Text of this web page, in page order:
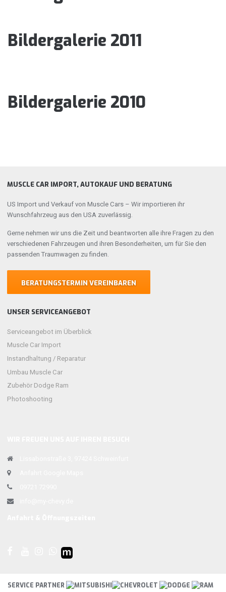
Bildergalerie 2011
Bildergalerie 2010
MUSCLE CAR IMPORT, AUTOKAUF UND BERATUNG
US Import und Verkauf von Muscle Cars – Wir importieren ihr
Wunschfahrzeug aus den USA zuverlässig.
Gerne nehmen wir uns die Zeit und beantworten alle ihre Fragen zu den
verschiedenen Fahrzeugen und ihren Besonderheiten, um für Sie den
passenden Traumwagen zu finden.
BERATUNGSTERMIN VEREINBAREN
UNSER SERVICEANGEBOT
Serviceangebot im Überblick
Muscle Car Import
Instandhaltung / Reparatur
Umbau Muscle Car
Zubehör Dodge Ram
Photoshooting
SERVICE PARTNER